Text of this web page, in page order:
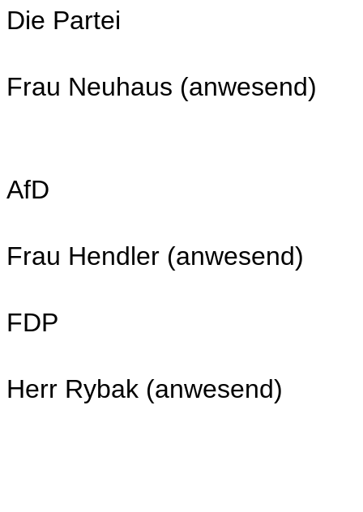
Die Partei
Frau Neuhaus (anwesend)
AfD
Frau Hendler (anwesend)
FDP
Herr Rybak (anwesend)